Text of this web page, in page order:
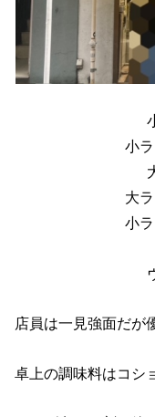
小
大
小
店員は一見強面だが
卓上の調味料はコシ